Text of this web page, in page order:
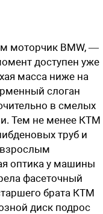
моторчик BMW, —
доступен уже
масса ниже на
слоган
в смелых
Тем не менее КТМ
труб и
взрослым
оптика у машины
фасеточный
брата КТМ
диск подрос